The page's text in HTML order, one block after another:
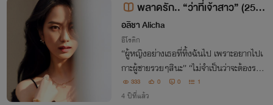
พลาดรัก.. “ว่าที่เจ้าสาว” (25+)
(มาร์วินxอลิช)
อลิชา Alicha
อีโรติก
“ผู้หญิงอย่างเธอที่ทิ้งฉันไป เพราะอยากไปเ
กาะผู้ชายรวยๆสินะ” “ไม่จำเป็นว่าจะต้องรวย
หรอกค่ะ แค่ไม่เลวเหมือนคุณก็พอ!” “สงสัย
ต้องเตือนความจำให้เธอหน่อยแล้ว ว่าฉันมั
333 0 0 1
4 ปีที่แล้ว